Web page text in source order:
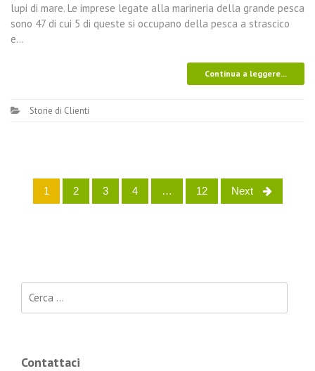
lupi di mare. Le imprese legate alla marineria della grande pesca
sono 47 di cui 5 di queste si occupano della pesca a strascico
e…
Continua a leggere...
Storie di Clienti
Posts navigation
1 2 3 4 … 12 Next
Contattaci